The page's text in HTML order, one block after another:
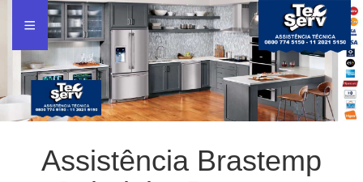
Assistência Brastemp